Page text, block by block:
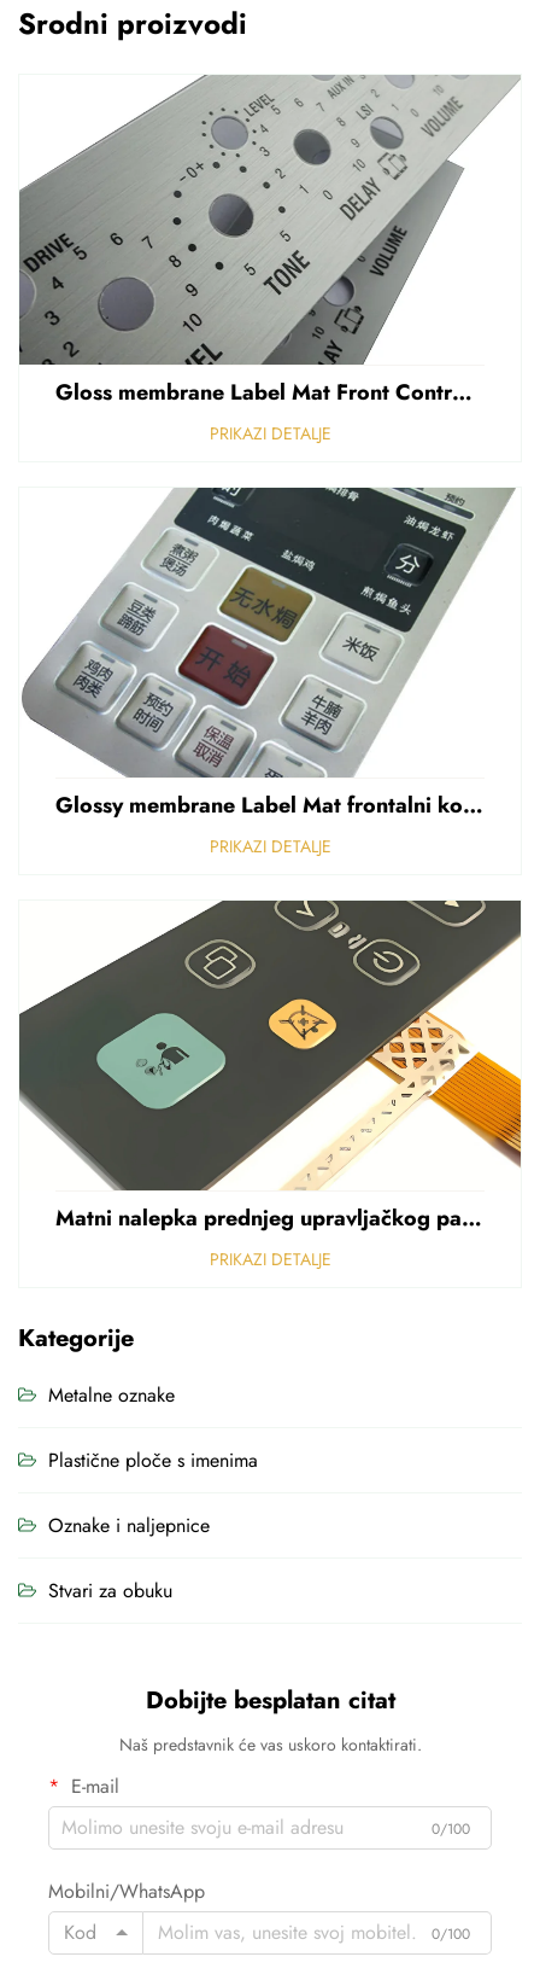
Srodni proizvodi
Gloss membrane Label Mat Front Control Panel Sticker Refuziran polikarbonat Grafički prekriven
PRIKAZI DETALJE
Glossy membrane Label Mat frontalni kontrolni panel Sticker Refuziran polikarbonat Grafički preklapanje
PRIKAZI DETALJE
Matni nalepka prednjeg upravljačkog panela Perforirani nalepka od polikarbonata od PVC-a debljine 0,25 mm
PRIKAZI DETALJE
Kategorije
Metalne oznake
Plastične ploče s imenima
Oznake i naljepnice
Stvari za obuku
Dobijte besplatan citat
Naš predstavnik će vas uskoro kontaktirati.
E-mail
0/100
Mobilni/WhatsApp
Kod
0/100